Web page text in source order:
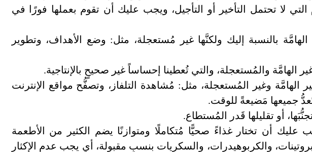
لا تحتمل التأخير أو التأجيل، ويجب عليك أن تقوم بعملها فورًا في
بالنسبة إليك ولكنَّها غير مُستعجلة، مثل: وضع الأهداف، وتطوير
الهامَّة والمُستعجلة، والتي تُعطينا إحساساً غير صحيحٍ بالإنتاجية.
الهامَّة وغير المُستعجلة، مثل: مُشاهدة التلفاز، وتصفُّح مواقع الإنترنت
جميعها مَضيعةً للوقت.
أو تقليلها قَدر المُستطاع.
عليك أن تختار غذاءً صحيًّا مُتكاملًا ومتوازنًا يضم الكثير من الأطعمة
والكربوهيدرات، والسكريات بنسبٍ مقبولة، أي يجب عدم الإكثار